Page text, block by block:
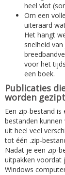
heel vlot
Om een
uiteraard
Het hangt
snelheid
voor het
een boek.
Publicaties
worden
Een zip-bestand
bestanden
uit heel veel
tot één .zip-
Nadat je een zip-
uitpakken voordat
Windows